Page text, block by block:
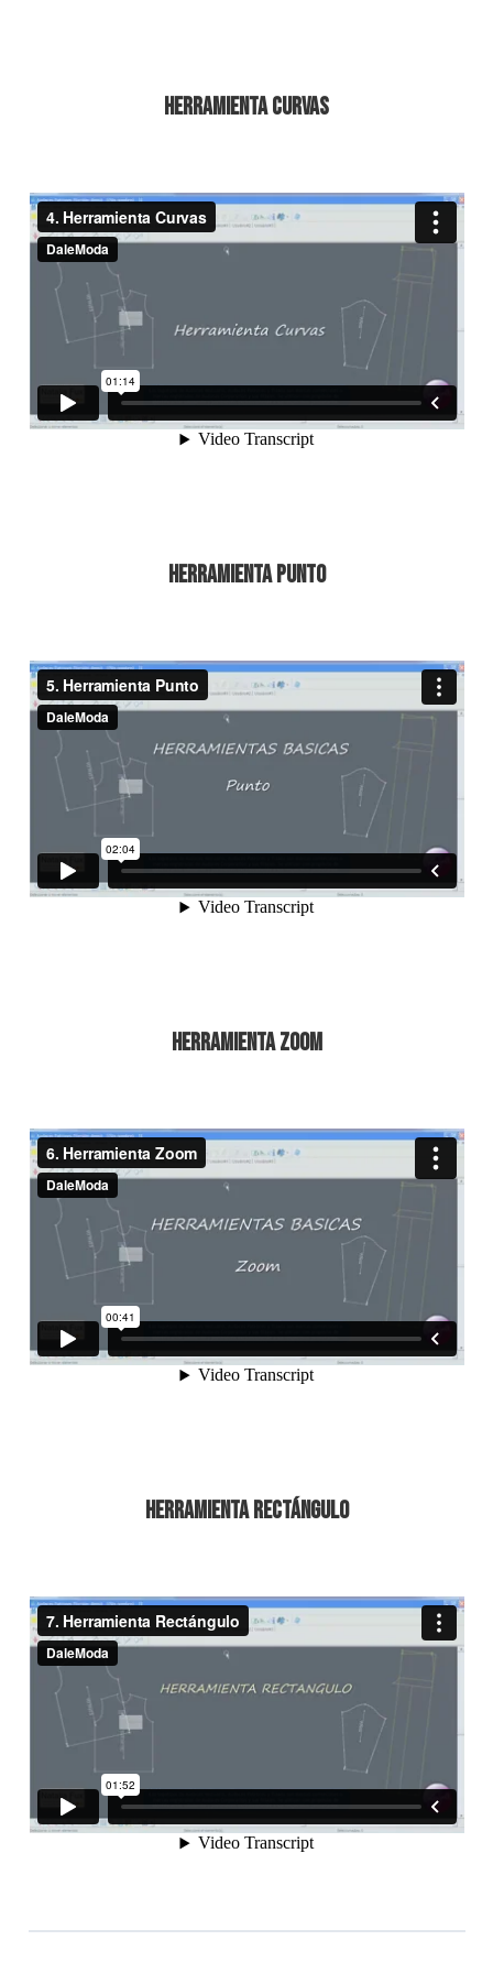
Herramienta Curvas
Herramienta Punto
Herramienta Zoom
Herramienta Rectángulo